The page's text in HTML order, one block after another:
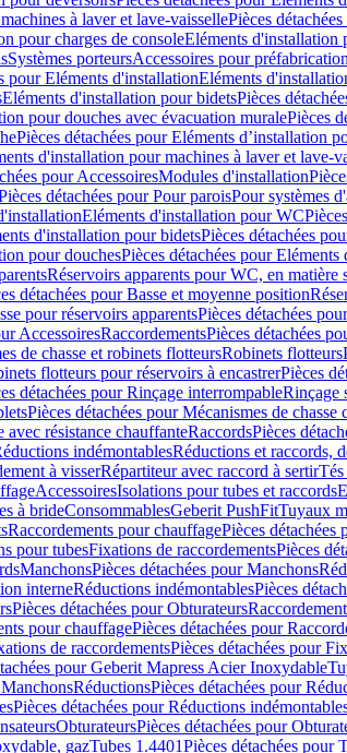
à laver et lave-vaissellePièces
pour charges de consoleEléments d'installation
Systèmes porteursAccessoires pour
pour Eléments d'installationEléments
Eléments d'installation pour bidetsPièces
pour douches avec évacuation muralePièces
Pièces détachées pour Eléments d’installation
d'installation pour machines à laver et lave-
pour AccessoiresModules d'installation
détachées pour Pour paroisPour systèmes
Eléments d'installation pour WC
d'installation pour bidetsPièces détachées
pour douchesPièces détachées pour
Réservoirs apparents pour WC, en matière
détachées pour Basse et moyenne position
pour réservoirs apparentsPièces détachées
AccessoiresRaccordementsPièces détachées
de chasse et robinets flotteursRobinets flotteurs
flotteurs pour réservoirs à encastrerPièces
détachées pour Rinçage interrompableRinçage
Pièces détachées pour Mécanismes de chasse
résistance chauffanteRaccordsPièces
indémontablesRéductions et raccords,
à visserRépartiteur avec raccord à sertir
AccessoiresIsolations pour tubes et raccords
à brideConsommablesGeberit PushFitTuyaux
Raccordements pour chauffagePièces détachées
pour tubesFixations de raccordementsPièces
ManchonsPièces détachées pour Manchons
interneRéductions indémontablesPièces
Pièces détachées pour Obturateurs
pour chauffagePièces détachées pour
de raccordementsPièces détachées pour
pour Geberit Mapress Acier Inoxydable
RéductionsPièces détachées pour
Pièces détachées pour Réductions
ObturateursPièces détachées pour
gazTubes 1.4401Pièces détachées pour